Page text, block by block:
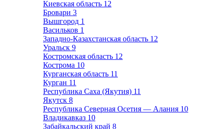
Киевская область 12
Бровари 3
Вышгород 1
Васильков 1
Западно-Казахстанская область 12
Уральск 9
Костромская область 12
Кострома 10
Курганская область 11
Курган 11
Республика Саха (Якутия) 11
Якутск 8
Республика Северная Осетия — Алания 10
Владикавказ 10
Забайкальский край 8